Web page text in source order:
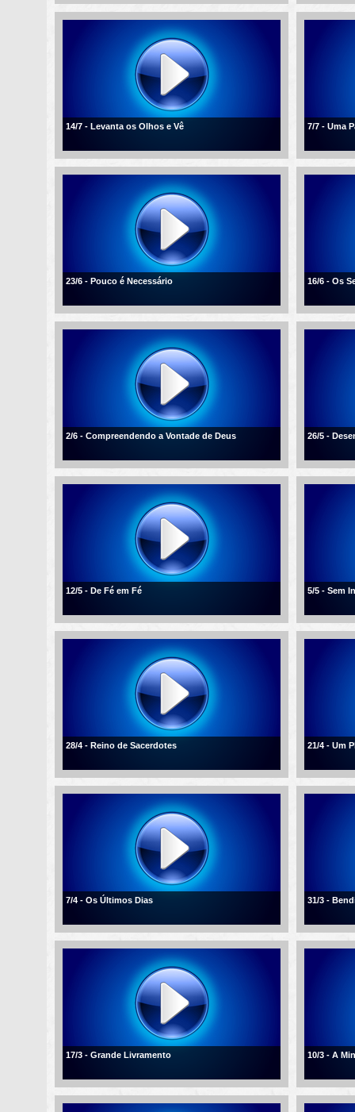
14/7 - Levanta os Olhos e Vê 7/7 - Uma
23/6 - Pouco é Necessário 16/6 - Os
2/6 - Compreendendo a Vontade de Deus 26/5 -
12/5 - De Fé em Fé 5/5 - Sem
28/4 - Reino de Sacerdotes 21/4 - Um
7/4 - Os Últimos Dias 31/3 -
17/3 - Grande Livramento 10/3 - A